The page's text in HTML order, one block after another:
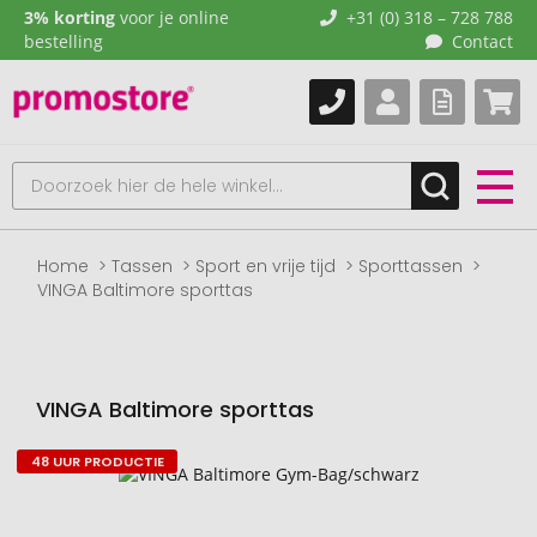
3% korting voor je online
bestelling
+31 (0) 318 – 728 788
Contact
Home Tassen Sport en vrije tijd
Sporttassen
VINGA Baltimore sporttas
VINGA Baltimore sporttas
Naar
48 UUR PRODUCTIE